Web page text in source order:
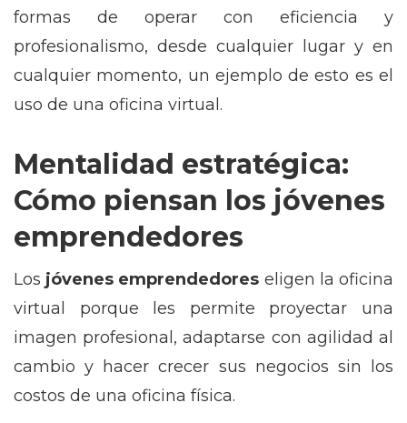
formas de operar con eficiencia y
profesionalismo, desde cualquier lugar y en
cualquier momento, un ejemplo de esto es el
uso de una oficina virtual.
Mentalidad estratégica:
Cómo piensan los jóvenes
emprendedores
Los jóvenes emprendedores eligen la oficina
virtual porque les permite proyectar una
imagen profesional, adaptarse con agilidad al
cambio y hacer crecer sus negocios sin los
costos de una oficina física.